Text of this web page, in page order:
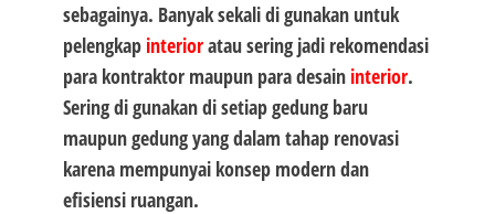
sebagainya. Banyak sekali di gunakan untuk
pelengkapinterioratau sering jadi rekomendasi
para kontraktor maupun para desain interior.
Sering di gunakan di setiap gedung baru
maupun gedung yang dalam tahap renovasi
karena mempunyai konsep modern dan
efisiensi ruangan.